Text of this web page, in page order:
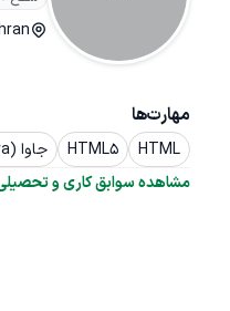
مهارت‌ها
HTML
HTML5 جاوا (Java)
مشاهده سوابق کاری و